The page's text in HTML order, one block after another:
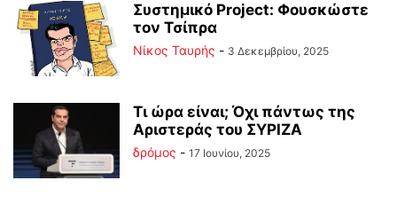
Συστημικό Project: Φουσκώστε
τον Τσίπρα
Νίκος Ταυρής - 3 Δεκεμβρίου, 2025
Τι ώρα είναι; Όχι πάντως της
Αριστεράς του ΣΥΡΙΖΑ
δρόμος - 17 Ιουνίου, 2025